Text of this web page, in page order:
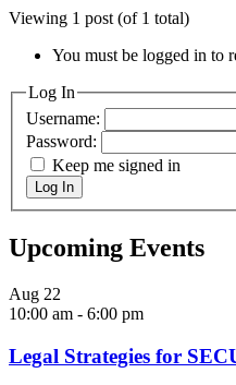
Viewing 1 post (of 1 total)
You must be logged in to
Log In
Username:
Password:
Keep me signed in
Log In
Upcoming Events
Aug 22
10:00 am - 6:00 pm
Legal Strategies for